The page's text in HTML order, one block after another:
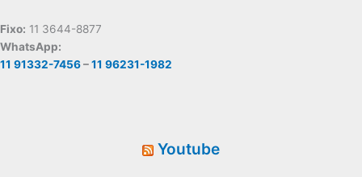
Fixo: 11 3644-8877
WhatsApp:
11 91332-7456–11 96231-1982
Youtube